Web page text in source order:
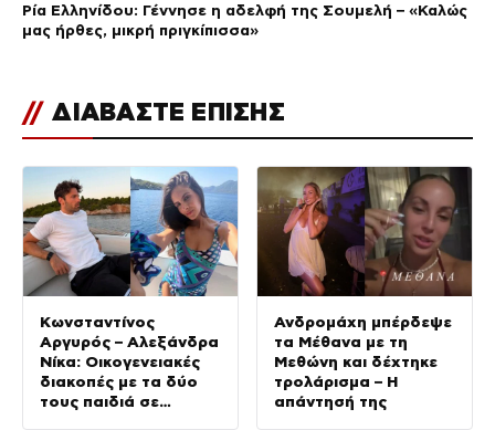
Ρία Ελληνίδου: Γέννησε η αδελφή της Σουμελή – «Καλώς
μας ήρθες, μικρή πριγκίπισσα»
// ΔΙΑΒΑΣΤΕ ΕΠΙΣΗΣ
Κωνσταντίνος
Αργυρός – Αλεξάνδρα
Νίκα: Οικογενειακές
διακοπές με τα δύο
τους παιδιά σε
Ανδρομάχη μπέρδεψε
τα Μέθανα με τη
Μεθώνη και δέχτηκε
τρολάρισμα – Η
απάντησή της